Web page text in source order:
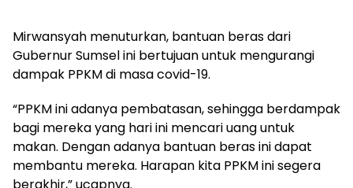
Mirwansyah menuturkan, bantuan beras dari
Gubernur Sumsel ini bertujuan untuk mengurangi
dampak PPKM di masa covid-19.
“PPKM ini adanya pembatasan, sehingga berdampak
bagi mereka yang hari ini mencari uang untuk
makan. Dengan adanya bantuan beras ini dapat
membantu mereka. Harapan kita PPKM ini segera